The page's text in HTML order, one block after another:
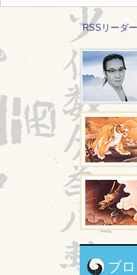
RSSリーダ
ブ